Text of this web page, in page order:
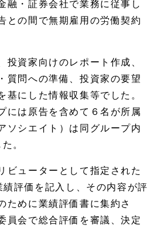
融・証券会社で業務に従事し
との間で無期雇用の労働契約
投資家向けのレポート作成、
質問への準備、投資家の要望
基にした情報収集等でした。
には原告を含めて６名が所属
ソシエイト）は同グループ内
。
ビューターとして指定された
評価を記入し、その内容が評
ために業績評価書に集約さ
員会で総合評価を審議、決定